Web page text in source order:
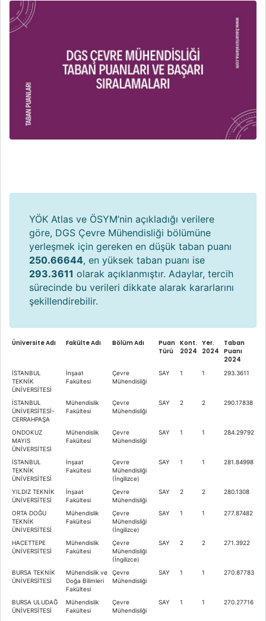
YÖK Atlas ve ÖSYM’nin açıkladığı verilere
göre, DGS Çevre Mühendisliği bölümüne
yerleşmek için gereken en düşük taban puanı
250.66644, en yüksek taban puanı ise
293.3611 olarak açıklanmıştır. Adaylar, tercih
sürecinde bu verileri dikkate alarak kararlarını
şekillendirebilir.
Üniversite Adı Fakülte Adı Bölüm Adı
Puan
Türü
Kont.
2024
Yer.
2024
Taban
Puanı
2024
İSTANBUL
TEKNİK
ÜNİVERSİTESİ
İnşaat
Fakültesi
Çevre
Mühendisliği
SAY 1 1 293.3611
İSTANBUL
ÜNİVERSİTESİ-
CERRAHPAŞA
Mühendislik
Fakültesi
Çevre
Mühendisliği
SAY 2 2 290.17838
ONDOKUZ
MAYIS
ÜNİVERSİTESİ
Mühendislik
Fakültesi
Çevre
Mühendisliği
SAY 1 1 284.29792
İSTANBUL
TEKNİK
ÜNİVERSİTESİ
İnşaat
Fakültesi
Çevre
Mühendisliği
(İngilizce)
SAY 1 1 281.84998
YILDIZ TEKNİK
ÜNİVERSİTESİ
İnşaat
Fakültesi
Çevre
Mühendisliği
SAY 2 2 280.1308
ORTA DOĞU
TEKNİK
ÜNİVERSİTESİ
Mühendislik
Fakültesi
Çevre
Mühendisliği
(İngilizce)
SAY 1 1 277.87482
HACETTEPE
ÜNİVERSİTESİ
Mühendislik
Fakültesi
Çevre
Mühendisliği
(İngilizce)
SAY 2 2 271.3922
BURSA TEKNİK
ÜNİVERSİTESİ
Mühendislik ve
Doğa Bilimleri
Fakültesi
Çevre
Mühendisliği
SAY 1 1 270.87783
BURSA ULUDAĞ
ÜNİVERSİTESİ
Mühendislik
Fakültesi
Çevre
Mühendisliği
SAY 1 1 270.27716